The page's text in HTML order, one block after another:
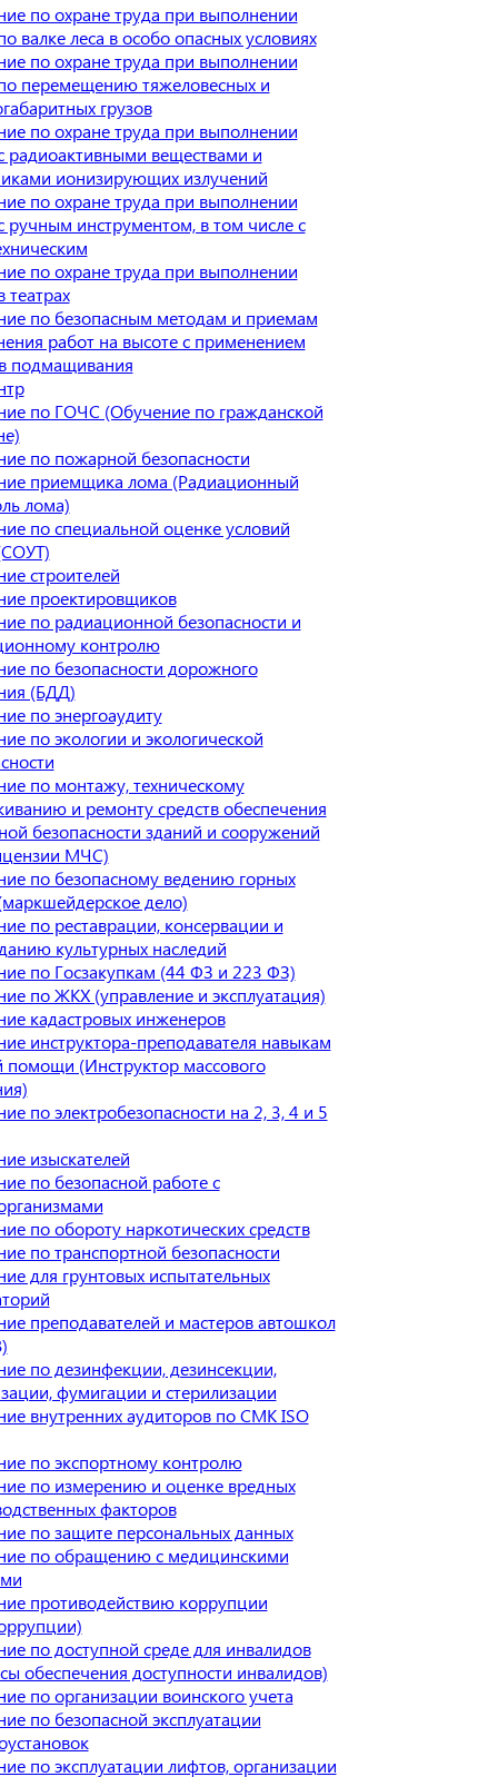
по охране труда при выполнении
валке леса в особо опасных условиях
по охране труда при выполнении
перемещению тяжеловесных и
грузов
по охране труда при выполнении
радиоактивными веществами и
ионизирующих излучений
по охране труда при выполнении
ручным инструментом, в том числе с
по охране труда при выполнении
театрах
по безопасным методам и приемам
работ на высоте с применением
подмащивания
по ГОЧС (Обучение по гражданской
по пожарной безопасности
приемщика лома (Радиационный
лома)
по специальной оценке условий
строителей
проектировщиков
по радиационной безопасности и
контролю
по безопасности дорожного
(БДД)
по энергоаудиту
по экологии и экологической
по монтажу, техническому
и ремонту средств обеспечения
безопасности зданий и сооружений
МЧС)
по безопасному ведению горных
дело)
по реставрации, консервации и
культурных наследий
по Госзакупкам (44 ФЗ и 223 ФЗ)
по ЖКХ (управление и эксплуатация)
кадастровых инженеров
инструктора-преподавателя навыкам
помощи (Инструктор массового
по электробезопасности на 2, 3, 4 и 5
изыскателей
по безопасной работе с
по обороту наркотических средств
по транспортной безопасности
для грунтовых испытательных
преподавателей и мастеров автошкол
по дезинфекции, дезинсекции,
фумигации и стерилизации
внутренних аудиторов по СМК ISO
по экспортному контролю
по измерению и оценке вредных
факторов
по защите персональных данных
по обращению с медицинскими
противодействию коррупции
по доступной среде для инвалидов
обеспечения доступности инвалидов)
по организации воинского учета
по безопасной эксплуатации
по эксплуатации лифтов, организации